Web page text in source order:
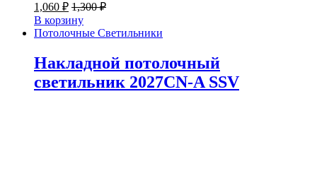
1,060 ₽ 1,300₽
В корзину
Потолочные Светильники
Накладной потолочный
светильник 2027CN-A SSV